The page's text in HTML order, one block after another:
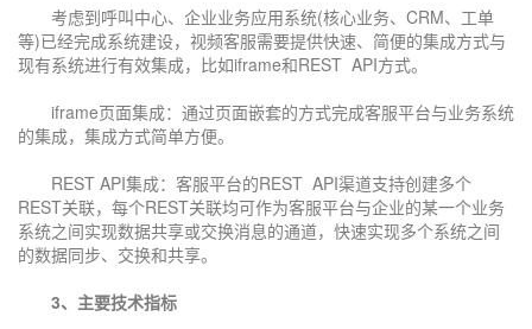
考虑到呼叫中心、企业业务应用系统(核心业务、CRM、工单
等)已经完成系统建设，视频客服需要提供快速、简便的集成方式与
现有系统进行有效集成，比如iframe和REST API方式。
iframe页面集成：通过页面嵌套的方式完成客服平台与业务系统
的集成，集成方式简单方便。
REST API集成：客服平台的REST API渠道支持创建多个
REST关联，每个REST关联均可作为客服平台与企业的某一个业务
系统之间实现数据共享或交换消息的通道，快速实现多个系统之间
的数据同步、交换和共享。
3、主要技术指标